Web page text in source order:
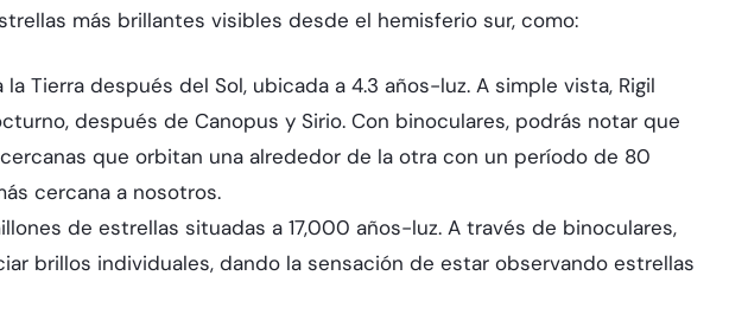
más brillantes visibles desde el hemisferio sur, como:
Tierra después del Sol, ubicada a 4.3 años-luz. A simple vista, Rigil
después de Canopus y Sirio. Con binoculares, podrás notar que
que orbitan una alrededor de la otra con un período de 80
cercana a nosotros.
de estrellas situadas a 17,000 años-luz. A través de binoculares,
brillos individuales, dando la sensación de estar observando estrellas